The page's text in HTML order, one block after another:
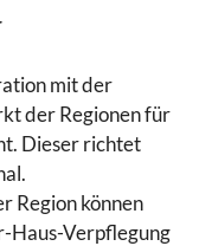
mit der
der Regionen für
Dieser richtet
Region können
Haus-Verpflegung